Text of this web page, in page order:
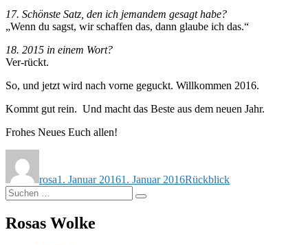
17. Schönste Satz, den ich jemandem gesagt habe?
„Wenn du sagst, wir schaffen das, dann glaube ich das.“
18. 2015 in einem Wort?
Ver-rückt.
So, und jetzt wird nach vorne geguckt. Willkommen 2016.
Kommt gut rein. Und macht das Beste aus dem neuen Jahr.
Frohes Neues Euch allen!
rosa1. Januar 20161. Januar 2016Rückblick
Suchen
nach:
Suchen
Rosas Wolke